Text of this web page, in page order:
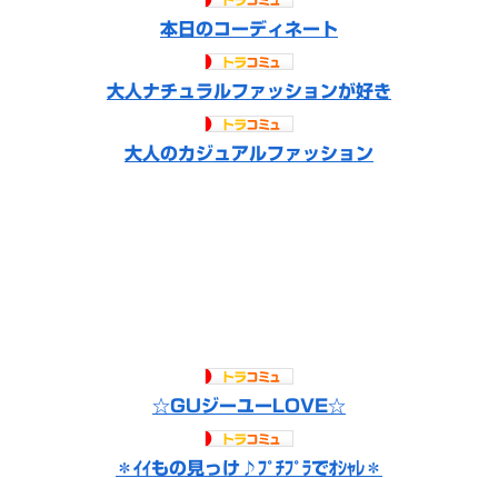
本日のコーディネート
大人ナチュラルファッションが好き
大人のカジュアルファッション
☆GUジーユーLOVE☆
＊ｲｲもの見っけ♪ﾌﾟﾁﾌﾟﾗでｵｼｬﾚ＊